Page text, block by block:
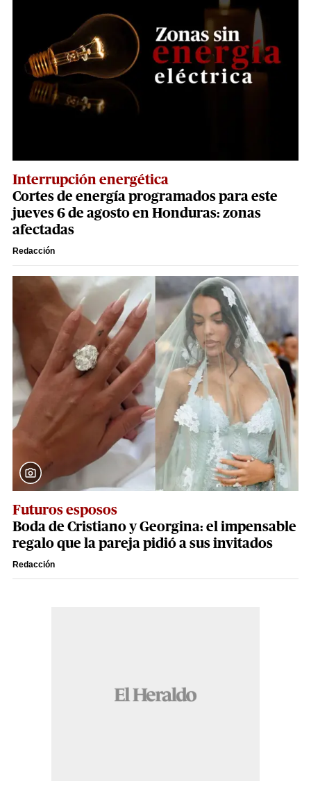
Interrupción energética
Cortes de energía programados para este
jueves 6 de agosto en Honduras: zonas
afectadas
Redacción
Futuros esposos
Boda de Cristiano y Georgina: el impensable
regalo que la pareja pidió a sus invitados
Redacción